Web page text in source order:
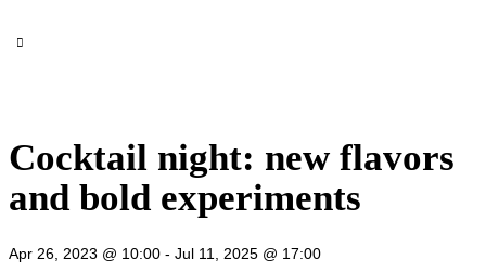
Cocktail night: new flavors
and bold experiments
Apr 26, 2023 @ 10:00 - Jul 11, 2025 @ 17:00